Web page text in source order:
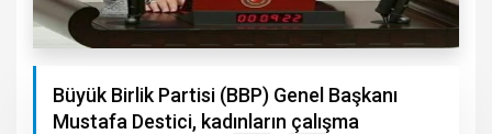
Büyük Birlik Partisi (BBP) Genel Başkanı
Mustafa Destici, kadınların çalışma